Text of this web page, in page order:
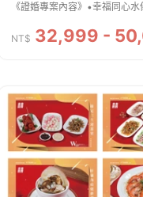
《證婚專案內容》•幸福同心
業音響設備及音控人員•戶外花
NT$ 32,999 -